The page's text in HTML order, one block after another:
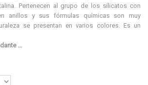
Pertenecen al grupo de los silicatos con
anillos y sus fórmulas químicas son muy
se presentan en varios colores. Es un
...